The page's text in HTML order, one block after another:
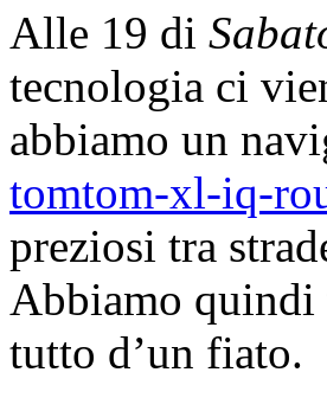
Alle 19 di
tecnologia ci
abbiamo un
tomtom-xl-iq-
preziosi tra
Abbiamo quindi
tutto d’un fiato.